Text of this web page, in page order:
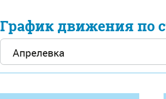
График движения по